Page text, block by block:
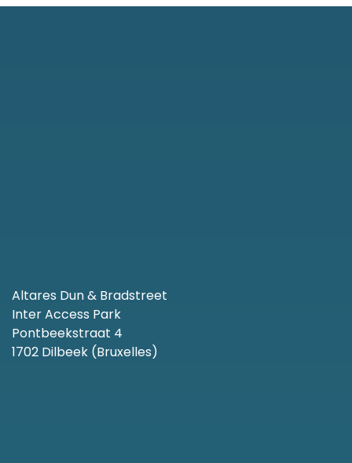
Altares Dun & Bradstreet
Inter Access Park
Pontbeekstraat 4
1702 Dilbeek (Bruxelles)